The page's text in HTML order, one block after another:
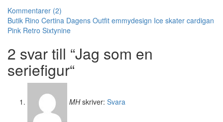
Kommentarer (2)
Butik Rino Certina Dagens Outfit emmydesign Ice skater cardigan
Pink Retro Sixtynine
2 svar till “Jag som en
seriefigur“
MH skriver: Svara